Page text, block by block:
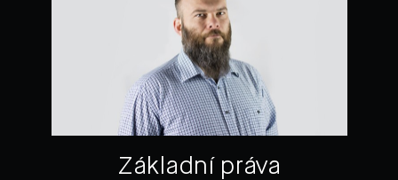
Základní práva